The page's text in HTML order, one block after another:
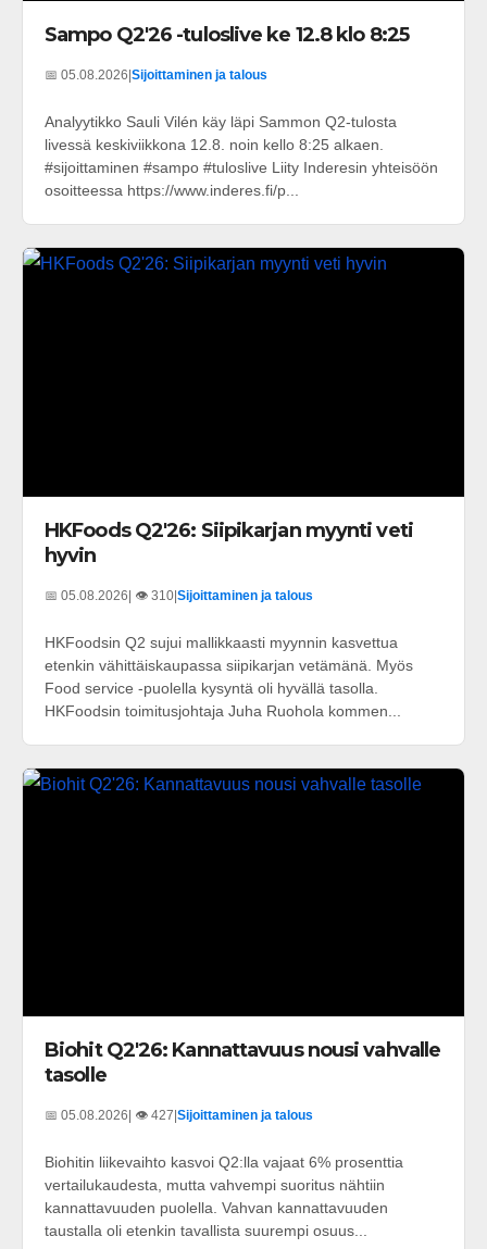
Sampo Q2'26 -tuloslive ke 12.8 klo 8:25
📅 05.08.2026 Sijoittaminen ja talous
Analyytikko Sauli Vilén käy läpi Sammon Q2-tulosta
livessä keskiviikkona 12.8. noin kello 8:25 alkaen.
#sijoittaminen #sampo #tuloslive Liity Inderesin yhteisöön
osoitteessa https://www.inderes.fi/p...
HKFoods Q2'26: Siipikarjan myynti veti
hyvin
📅 05.08.2026| 👁️ 310|Sijoittaminen ja talous
HKFoodsin Q2 sujui mallikkaasti myynnin kasvettua
etenkin vähittäiskaupassa siipikarjan vetämänä. Myös
Food service -puolella kysyntä oli hyvällä tasolla.
HKFoodsin toimitusjohtaja Juha Ruohola kommen...
Biohit Q2'26: Kannattavuus nousi vahvalle
tasolle
📅 05.08.2026 | 👁️ 427 Sijoittaminen ja talous
Biohitin liikevaihto kasvoi Q2:lla vajaat 6% prosenttia
vertailukaudesta, mutta vahvempi suoritus nähtiin
kannattavuuden puolella. Vahvan kannattavuuden
taustalla oli etenkin tavallista suurempi osuus...